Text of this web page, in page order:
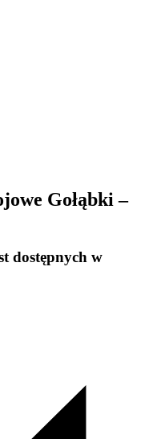
Gołąbki –
dostępnych w